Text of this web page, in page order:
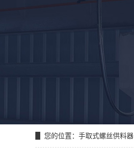
您的位置： 手取式螺丝供料器